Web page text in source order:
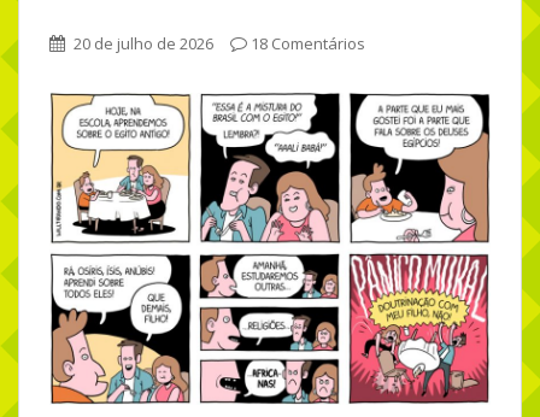
20 de julho de 2026 18 Comentários